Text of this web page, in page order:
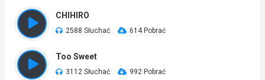
CHIHIRO
2588 Słuchać 614 Pobrać
Too Sweet
3112 Słuchać 992 Pobrać